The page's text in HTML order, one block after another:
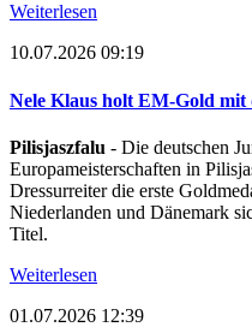
Weiterlesen
10.07.2026 09:19
Nele Klaus holt EM-Gold mit
Pilisjaszfalu - Die deutschen
Europameisterschaften in
Dressurreiter die erste
Niederlanden und Dänemark
Titel.
Weiterlesen
01.07.2026 12:39